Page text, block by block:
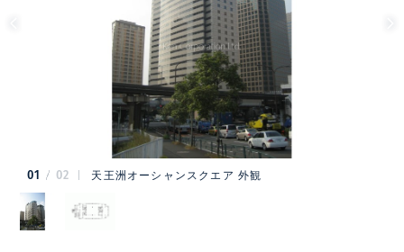
01 02 天王洲オーシャンスクエア 外観